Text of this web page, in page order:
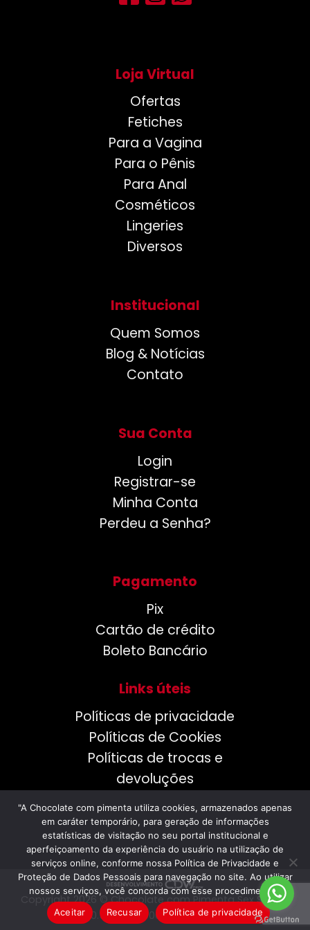
Loja Virtual
Ofertas
Fetiches
Para a Vagina
Para o Pênis
Para Anal
Cosméticos
Lingeries
Diversos
Institucional
Quem Somos
Blog & Notícias
Contato
Sua Conta
Login
Registrar-se
Minha Conta
Perdeu a Senha?
Pagamento
Pix
Cartão de crédito
Boleto Bancário
Links úteis
Políticas de privacidade
Políticas de Cookies
Políticas de trocas e
devoluções
Copyright 2026 © Chocolate com Pimenta Sex Shop •
CNPJ 10.567.203/0001-18 • Cascavel/PR
"A Chocolate com pimenta utiliza cookies, armazenados apenas
em caráter temporário, para geração de informações
estatísticas de visitação no seu portal institucional e
aperfeiçoamento da experiência do usuário na utilização de
serviços online, conforme nossa Política de Privacidade e
Proteção de Dados Pessoais para navegação no site. Ao utilizar
nossos serviços, você concorda com esse procedimento."
Aceitar
Recusar Política de privacidade